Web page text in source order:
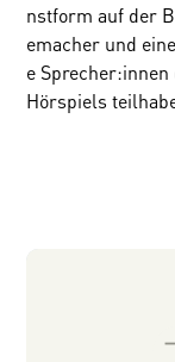
nstform auf der
emacher und
e
Hörspiels